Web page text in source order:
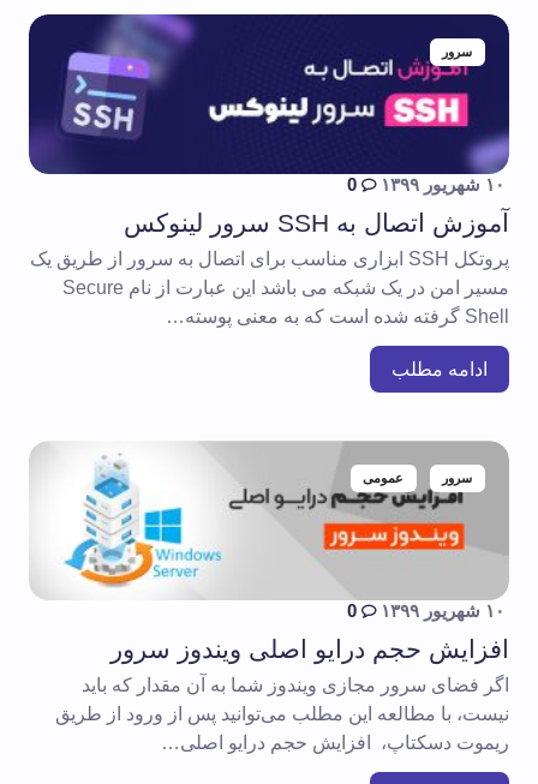
سرور
۱۰ شهریور ۱۳۹۹ 0
آموزش اتصال به SSH سرور لینوکس
پروتکل SSH ابزاری مناسب برای اتصال به سرور از طریق یک
مسیر امن در یک شبکه می باشد این عبارت از نام Secure
Shell گرفته شده است که به معنی پوسته…
ادامه مطلب
سرور عمومی
۱۰ شهریور ۱۳۹۹ 0
افزایش حجم درایو اصلی ویندوز سرور
اگر فضای سرور مجازی ویندوز شما به آن مقدار که باید
نیست، با مطالعه این مطلب می‌توانید پس از ورود از طریق
ریموت دسکتاپ، افزایش حجم درایو اصلی…